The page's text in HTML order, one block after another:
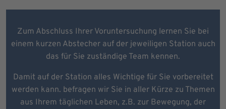
Zum Abschluss Ihrer Voruntersuchung lernen Sie bei
einem kurzen Abstecher auf der jeweiligen Station auch
das für Sie zuständige Team kennen.
Damit auf der Station alles Wichtige für Sie vorbereitet
werden kann. befragen wir Sie in aller Kürze zu Themen
aus Ihrem täglichen Leben, z.B. zur Bewegung, der